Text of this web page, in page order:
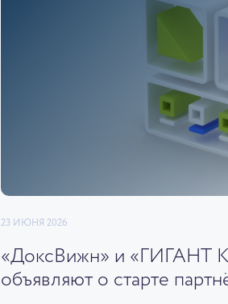
23 ИЮНЯ 2026
«ДоксВижн» и «ГИГАНТ
объявляют о старте